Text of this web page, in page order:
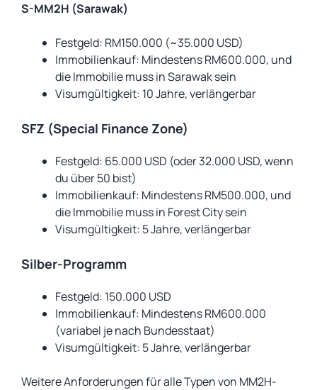
S-MM2H (Sarawak)
Festgeld: RM150.000 (~35.000 USD)
Immobilienkauf: Mindestens RM600.000, und
die Immobilie muss in Sarawak sein
Visumgültigkeit: 10 Jahre, verlängerbar
SFZ (Special Finance Zone)
Festgeld: 65.000 USD (oder 32.000 USD, wenn
du über 50 bist)
Immobilienkauf: Mindestens RM500.000, und
die Immobilie muss in Forest City sein
Visumgültigkeit: 5 Jahre, verlängerbar
Silber-Programm
Festgeld: 150.000 USD
Immobilienkauf: Mindestens RM600.000
(variabel je nach Bundesstaat)
Visumgültigkeit: 5 Jahre, verlängerbar
Weitere Anforderungen für alle Typen von MM2H-